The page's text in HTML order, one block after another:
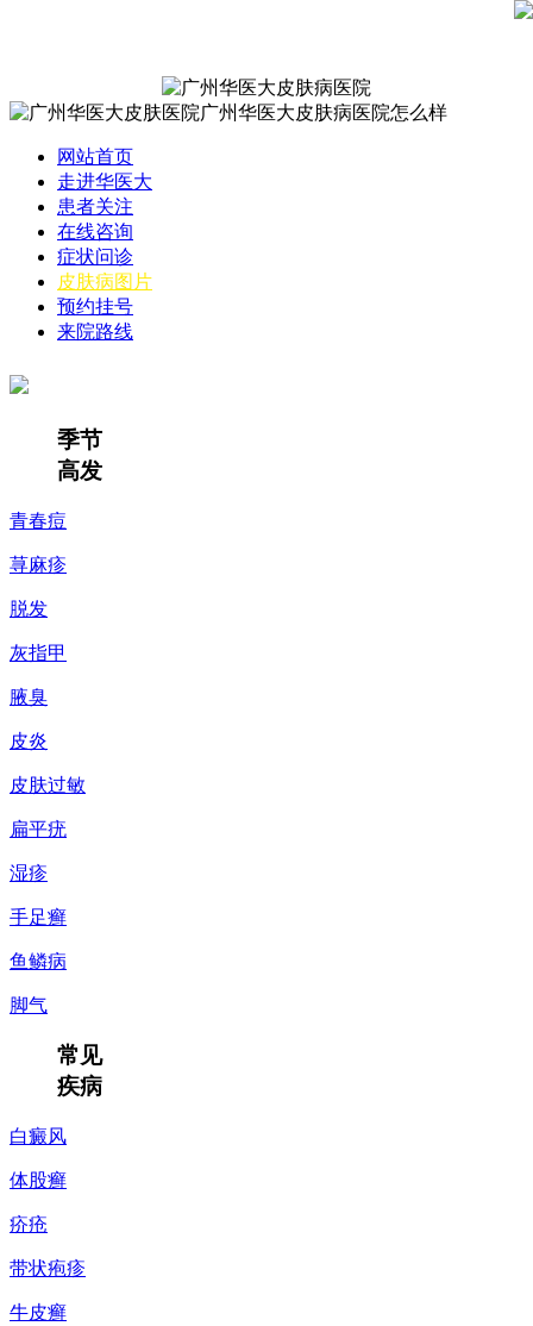
网站首页
走进华医大
患者关注
在线咨询
症状问诊
皮肤病图片
预约挂号
来院路线
季节
高发
青春痘
荨麻疹
脱发
灰指甲
腋臭
皮炎
皮肤过敏
扁平疣
湿疹
手足癣
鱼鳞病
脚气
常见
疾病
白癜风
体股癣
疥疮
带状疱疹
牛皮癣